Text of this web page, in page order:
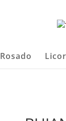
Rosado